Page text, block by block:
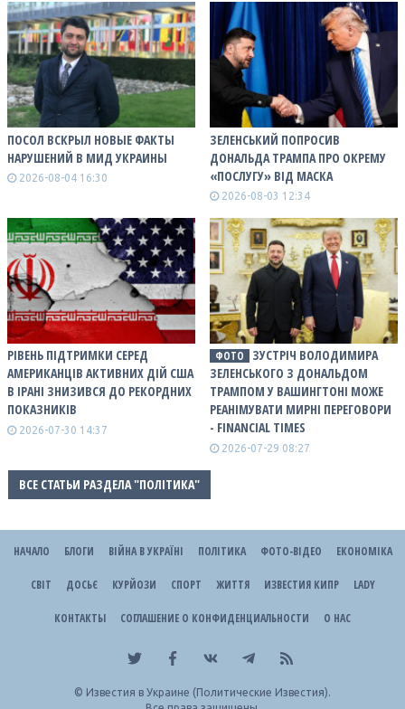
ПОСОЛ ВСКРЫЛ НОВЫЕ ФАКТЫ
НАРУШЕНИЙ В МИД УКРАИНЫ
2026-08-04 16:30
ЗЕЛЕНСЬКИЙ ПОПРОСИВ
ДОНАЛЬДА ТРАМПА ПРО ОКРЕМУ
«ПОСЛУГУ» ВІД МАСКА
2026-08-03 12:34
РІВЕНЬ ПІДТРИМКИ СЕРЕД
АМЕРИКАНЦІВ АКТИВНИХ ДІЙ США
В ІРАНІ ЗНИЗИВСЯ ДО РЕКОРДНИХ
ПОКАЗНИКІВ
2026-07-30 14:37
ФОТО
ЗУСТРІЧ ВОЛОДИМИРА
ЗЕЛЕНСЬКОГО З ДОНАЛЬДОМ
ТРАМПОМ У ВАШИНГТОНІ МОЖЕ
РЕАНІМУВАТИ МИРНІ ПЕРЕГОВОРИ
- FINANCIAL TIMES
2026-07-29 08:27
ВСЕ СТАТЬИ РАЗДЕЛА "ПОЛІТИКА"
НАЧАЛО БЛОГИ ВІЙНА В УКРАЇНІ ПОЛІТИКА ФОТО-ВІДЕО ЕКОНОМІКА
СВІТ ДОСЬЄ КУРЙОЗИ СПОРТ ЖИТТЯ ИЗВЕСТИЯ КИПР LADY
КОНТАКТЫ СОГЛАШЕНИЕ О КОНФИДЕНЦИАЛЬНОСТИ О НАС
© Известия в Украине (Политические Известия).